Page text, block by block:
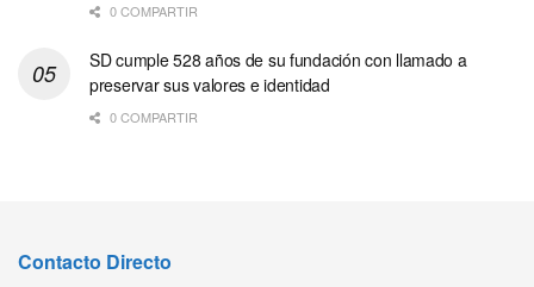
0 COMPARTIR
SD cumple 528 años de su fundación con llamado a
preservar sus valores e identidad
0 COMPARTIR
Contacto Directo